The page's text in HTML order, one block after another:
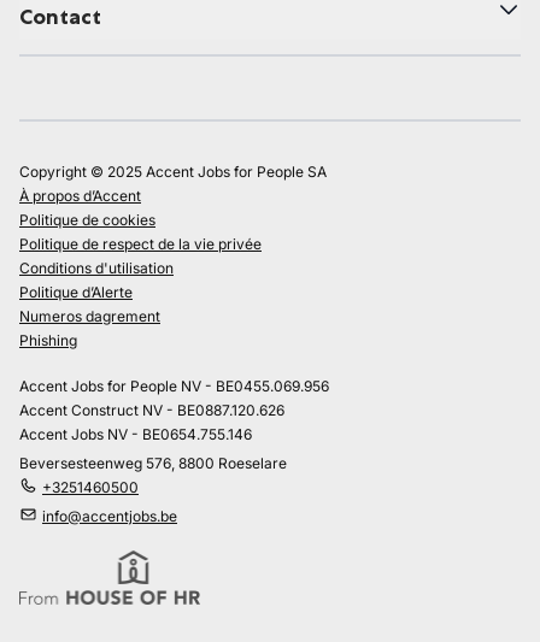
Contact
Copyright © 2025 Accent Jobs for People SA
À propos d’Accent
Politique de cookies
Politique de respect de la vie privée
Conditions d'utilisation
Politique d’Alerte
Numeros dagrement
Phishing
Accent Jobs for People NV - BE0455.069.956
Accent Construct NV - BE0887.120.626
Accent Jobs NV - BE0654.755.146
Beversesteenweg 576, 8800 Roeselare
+3251460500
info@accentjobs.be